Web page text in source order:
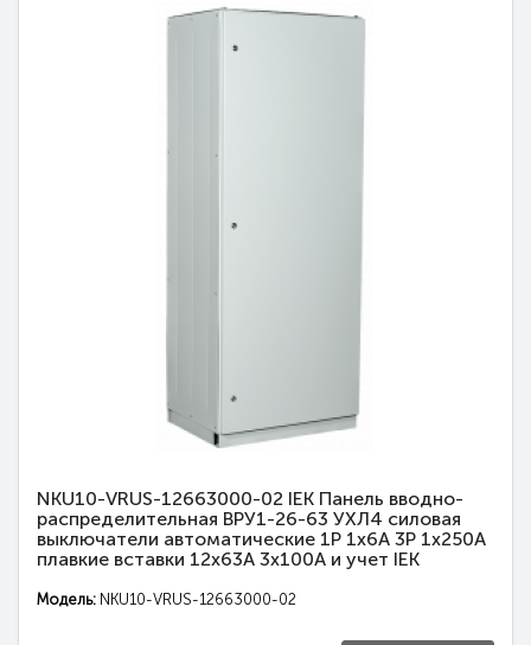
NKU10-VRUS-12663000-02 IEK Панель вводно-
распределительная ВРУ1-26-63 УХЛ4 силовая
выключатели автоматические 1Р 1х6А 3Р 1х250А
плавкие вставки 12х63А 3х100А и учет IEK
Модель: NKU10-VRUS-12663000-02